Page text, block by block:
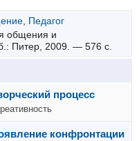
, Педагог
общения и
Питер, 2009. — 576 с.
процесс
конфронтации